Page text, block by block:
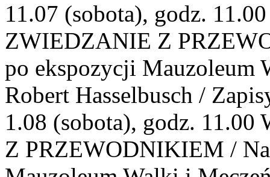
11.07 (sobota), godz.
ZWIEDZANIE Z
po ekspozycji Mauzoleum
Robert Hasselbusch /
1.08 (sobota), godz.
Z PRZEWODNIKIEM /